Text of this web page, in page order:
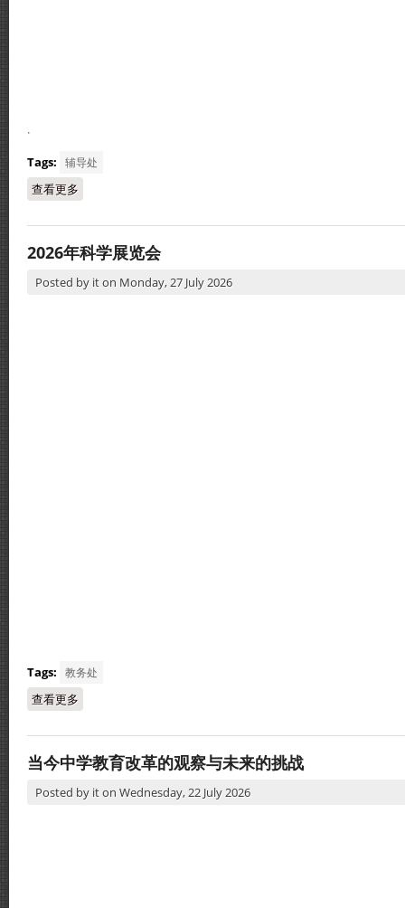
·
Tags: 辅导处
查看更多
2026年科学展览会
Posted by iton Monday, 27 July 2026
Tags: 教务处
查看更多
当今中学教育改革的观察与未来的挑战
Posted by iton Wednesday, 22 July 2026